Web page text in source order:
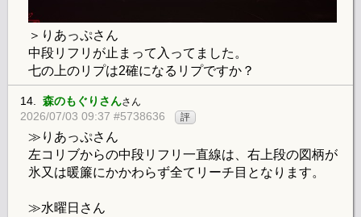
＞りあっぷさん
中段リフリが止まって入ってました。
七の上のリプは2確になるリプですか？
14. 森のもぐりさんさん
2026/07/03 09:37 #5738636 評
≫りあっぷさん
左コリブからの中段リフリ一直線は、右上段の図柄が
氷又は暖簾にかかわらず全てリーチ目となります。
≫水曜日さん